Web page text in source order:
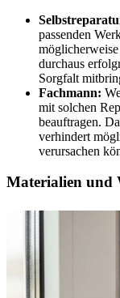
passenden
durchaus
Sorgfalt
Fachmann:
mit solchen
beauftragen.
verhindert
verursachen
Materialien und